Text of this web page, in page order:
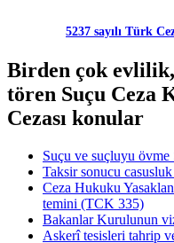
5237 sayılı Türk
Birden çok
tören Suçu Ceza
Cezası konular
Suçu ve suçluyu övme
Taksir sonucu
Ceza Hukuku
temini (TCK 335)
Bakanlar Kurulunun
Askerî tesisleri tahrip